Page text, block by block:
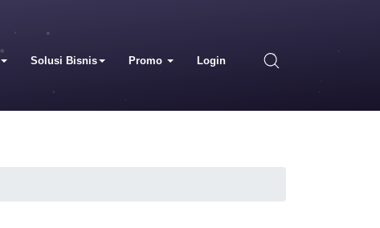
Solusi Bisnis Promo Login